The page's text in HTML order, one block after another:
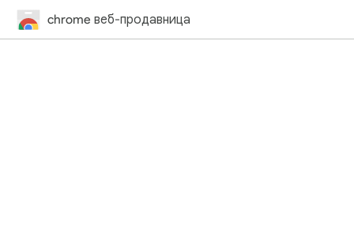
chrome веб-продавница